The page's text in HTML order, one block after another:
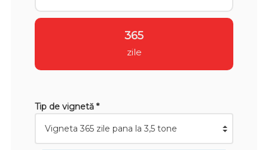
365
zile
Tip de vignetă *